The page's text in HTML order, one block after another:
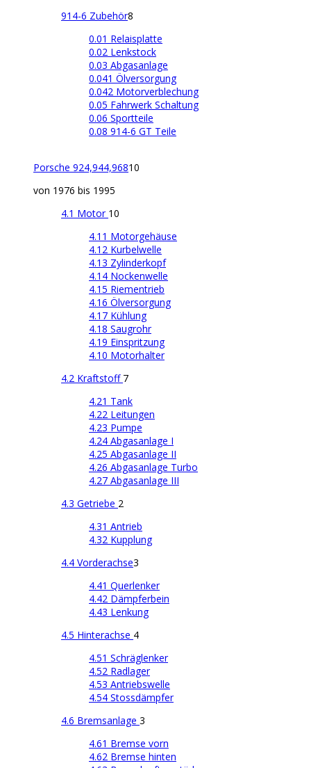
914-6 Zubehör8
0.01 Relaisplatte
0.02 Lenkstock
0.03 Abgasanlage
0.041 Ölversorgung
0.042 Motorverblechung
0.05 Fahrwerk Schaltung
0.06 Sportteile
0.08 914-6 GT Teile
Porsche 924,944,96810
von 1976 bis 1995
4.1 Motor 10
4.11 Motorgehäuse
4.12 Kurbelwelle
4.13 Zylinderkopf
4.14 Nockenwelle
4.15 Riementrieb
4.16 Ölversorgung
4.17 Kühlung
4.18 Saugrohr
4.19 Einspritzung
4.10 Motorhalter
4.2 Kraftstoff 7
4.21 Tank
4.22 Leitungen
4.23 Pumpe
4.24 Abgasanlage I
4.25 Abgasanlage II
4.26 Abgasanlage Turbo
4.27 Abgasanlage III
4.3 Getriebe 2
4.31 Antrieb
4.32 Kupplung
4.4 Vorderachse3
4.41 Querlenker
4.42 Dämpferbein
4.43 Lenkung
4.5 Hinterachse 4
4.51 Schräglenker
4.52 Radlager
4.53 Antriebswelle
4.54 Stossdämpfer
4.6 Bremsanlage 3
4.61 Bremse vorn
4.62 Bremse hinten